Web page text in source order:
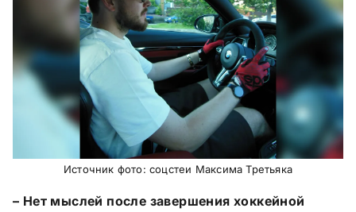
Источник фото: соцстеи Максима Третьяка
– Нет мыслей после завершения хоккейной